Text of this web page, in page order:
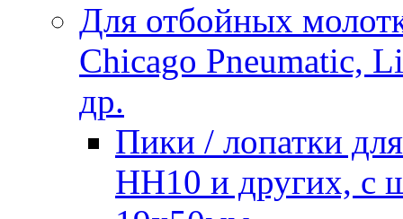
Для отбойных
Chicago Pneumatic,
др.
Пики / лопатки
HH10 и других, с